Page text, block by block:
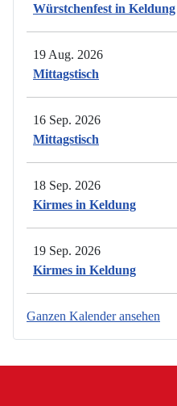
Würstchenfest in Keldung
19 Aug. 2026
Mittagstisch
16 Sep. 2026
Mittagstisch
18 Sep. 2026
Kirmes in Keldung
19 Sep. 2026
Kirmes in Keldung
Ganzen Kalender ansehen